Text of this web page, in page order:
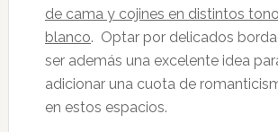
de cama y cojines en distintos
blanco. Optar por delicados
ser además una excelente idea
adicionar una cuota de
en estos espacios.